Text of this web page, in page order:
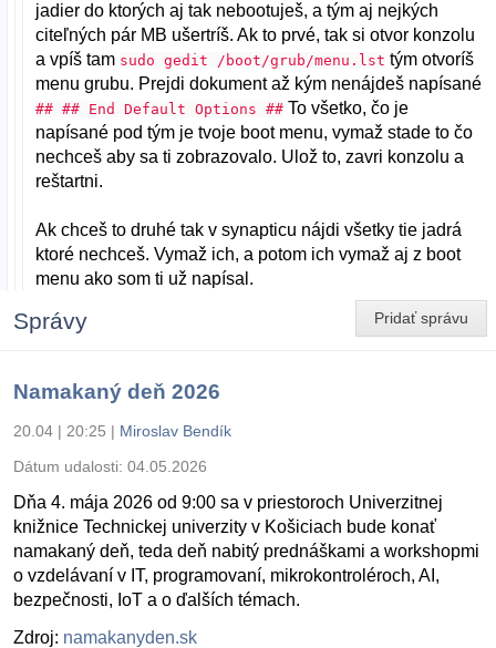
jadier do ktorých aj tak nebootuješ, a tým aj nejkých
citeľných pár MB ušertríš. Ak to prvé, tak si otvor konzolu
a vpíš tam sudo gedit /boot/grub/menu.lst tým otvoríš
menu grubu. Prejdi dokument až kým nenájdeš napísané
## ## End Default Options ## To všetko, čo je
napísané pod tým je tvoje boot menu, vymaž stade to čo
nechceš aby sa ti zobrazovalo. Ulož to, zavri konzolu a
reštartni.
Ak chceš to druhé tak v synapticu nájdi všetky tie jadrá
ktoré nechceš. Vymaž ich, a potom ich vymaž aj z boot
menu ako som ti už napísal.
Pridať správu
Správy
Namakaný deň 2026
20.04 | 20:25 | Miroslav Bendík
Dátum udalosti: 04.05.2026
Dňa 4. mája 2026 od 9:00 sa v priestoroch Univerzitnej
knižnice Technickej univerzity v Košiciach bude konať
namakaný deň, teda deň nabitý prednáškami a workshopmi
o vzdelávaní v IT, programovaní, mikrokontroléroch, AI,
bezpečnosti, IoT a o ďalších témach.
Zdroj: namakanyden.sk